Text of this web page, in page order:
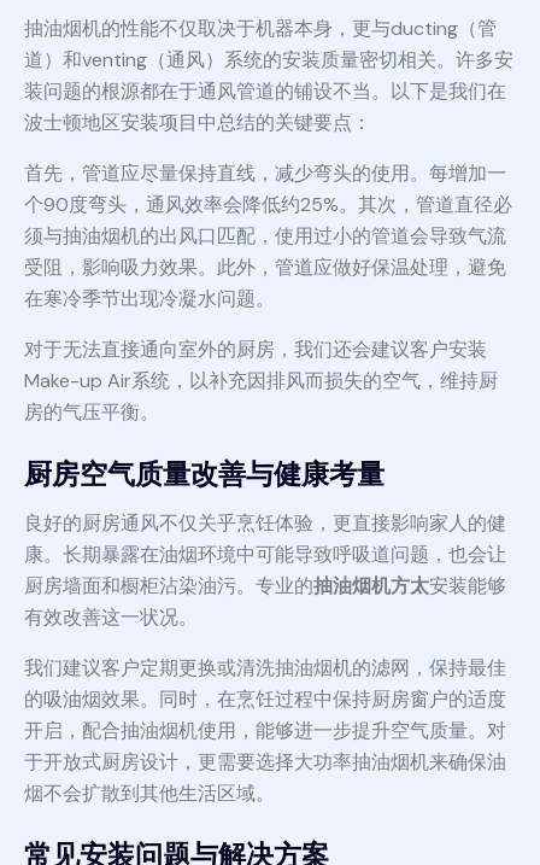
抽油烟机的性能不仅取决于机器本身，更与ducting（管
道）和venting（通风）系统的安装质量密切相关。许多安
装问题的根源都在于通风管道的铺设不当。以下是我们在
波士顿地区安装项目中总结的关键要点：
首先，管道应尽量保持直线，减少弯头的使用。每增加一
个90度弯头，通风效率会降低约25%。其次，管道直径必
须与抽油烟机的出风口匹配，使用过小的管道会导致气流
受阻，影响吸力效果。此外，管道应做好保温处理，避免
在寒冷季节出现冷凝水问题。
对于无法直接通向室外的厨房，我们还会建议客户安装
Make-up Air系统，以补充因排风而损失的空气，维持厨
房的气压平衡。
厨房空气质量改善与健康考量
良好的厨房通风不仅关乎烹饪体验，更直接影响家人的健
康。长期暴露在油烟环境中可能导致呼吸道问题，也会让
厨房墙面和橱柜沾染油污。专业的抽油烟机方太安装能够
有效改善这一状况。
我们建议客户定期更换或清洗抽油烟机的滤网，保持最佳
的吸油烟效果。同时，在烹饪过程中保持厨房窗户的适度
开启，配合抽油烟机使用，能够进一步提升空气质量。对
于开放式厨房设计，更需要选择大功率抽油烟机来确保油
烟不会扩散到其他生活区域。
常见安装问题与解决方案